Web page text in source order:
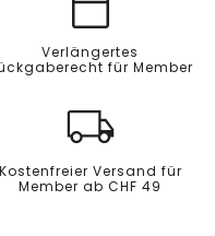
Verlängertes
für Member
Kostenfreier Versand für
Member ab CHF 49